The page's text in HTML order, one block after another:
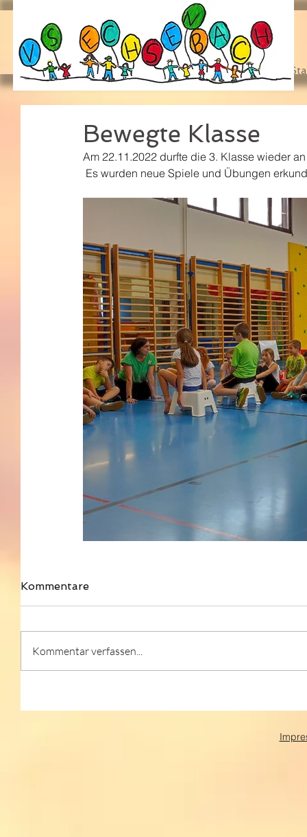
Bewegte Klasse
Am 22.11.2022 durfte die 3. Klasse wieder
Es wurden neue Spiele und Übungen
Kommentare
Kommentar verfassen...